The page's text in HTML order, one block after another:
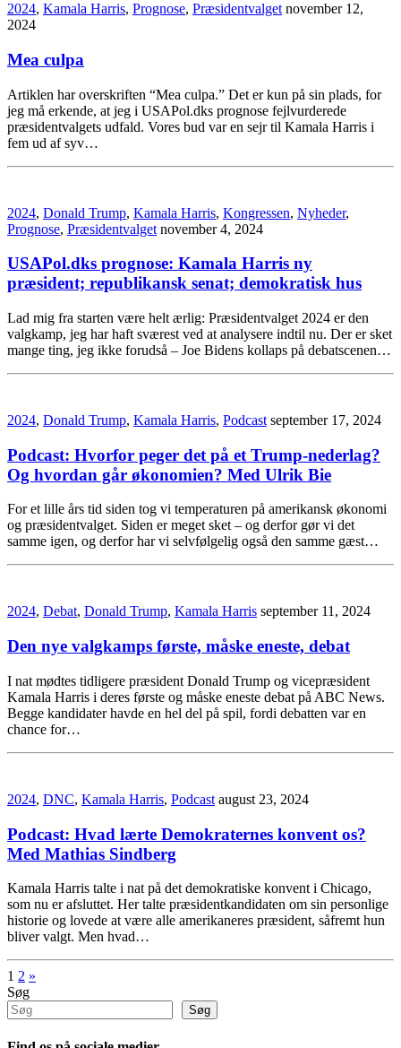
2024, Kamala Harris, Prognose, Præsidentvalget november 12,
2024
Mea culpa
Artiklen har overskriften “Mea culpa.” Det er kun på sin plads, for
jeg må erkende, at jeg i USAPol.dks prognose fejlvurderede
præsidentvalgets udfald. Vores bud var en sejr til Kamala Harris i
fem ud af syv…
2024, Donald Trump, Kamala Harris, Kongressen, Nyheder,
Prognose, Præsidentvalget november 4, 2024
USAPol.dks prognose: Kamala Harris ny
præsident; republikansk senat; demokratisk hus
Lad mig fra starten være helt ærlig: Præsidentvalget 2024 er den
valgkamp, jeg har haft sværest ved at analysere indtil nu. Der er sket
mange ting, jeg ikke forudså – Joe Bidens kollaps på debatscenen…
2024, Donald Trump, Kamala Harris, Podcast september 17, 2024
Podcast: Hvorfor peger det på et Trump-nederlag?
Og hvordan går økonomien? Med Ulrik Bie
For et lille års tid siden tog vi temperaturen på amerikansk økonomi
og præsidentvalget. Siden er meget sket – og derfor gør vi det
samme igen, og derfor har vi selvfølgelig også den samme gæst…
2024, Debat, Donald Trump, Kamala Harris september 11, 2024
Den nye valgkamps første, måske eneste, debat
I nat mødtes tidligere præsident Donald Trump og vicepræsident
Kamala Harris i deres første og måske eneste debat på ABC News.
Begge kandidater havde en hel del på spil, fordi debatten var en
chance for…
2024, DNC, Kamala Harris, Podcast august 23, 2024
Podcast: Hvad lærte Demokraternes konvent os?
Med Mathias Sindberg
Kamala Harris talte i nat på det demokratiske konvent i Chicago,
som nu er afsluttet. Her talte præsidentkandidaten om sin personlige
historie og lovede at være alle amerikaneres præsident, såfremt hun
bliver valgt. Men hvad…
Indlægsinddeling
1 2 »
Søg
Søg